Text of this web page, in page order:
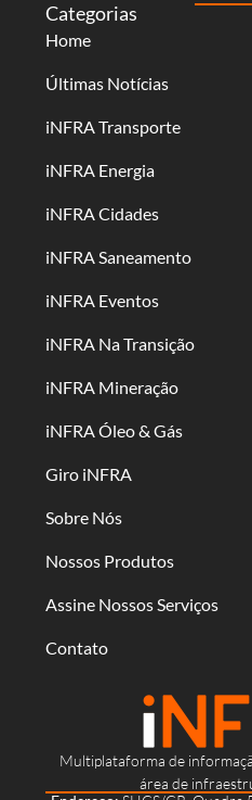
Multiplataforma de
área de
Categorias
Home
Últimas Notícias
iNFRA Transporte
iNFRA Energia
iNFRA Cidades
iNFRA Saneamento
iNFRA Eventos
iNFRA Na Transição
iNFRA Mineração
iNFRA Óleo & Gás
Giro iNFRA
Sobre Nós
Nossos Produtos
Assine Nossos Serviços
Contato